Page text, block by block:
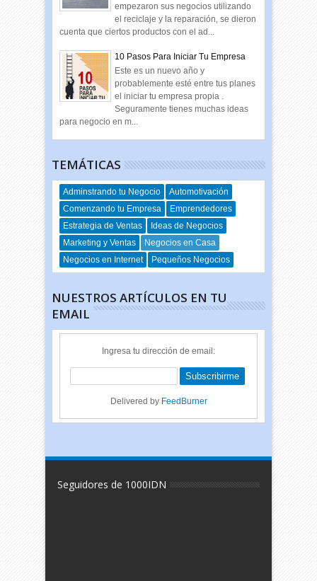
empezaron sus negocios utilizando
el reciclaje y la reparación, se dieron
cuenta que ciertos productos con el ad...
10 Pasos Para Iniciar Tu Empresa
Este es un nuevo año y
probablemente esté entre tus planes
el iniciar tu empresa propia .
Seguramente tienes muchas ideas
para negocio en m...
TEMÁTICAS
Adminstrando tu Negocio
Automotivación
Comenzando tu Empresa
Emprendedores
Estrategia de Ventas
Ideas de Negocios
Marketing y Ventas
Negocios en Casa
Negocios en Internet
Pequeños Negocios
NUESTROS ARTÍCULOS EN TU
EMAIL
Ingresa tu dirección de email:
Delivered by FeedBurner
Seguidores de 1000IDN